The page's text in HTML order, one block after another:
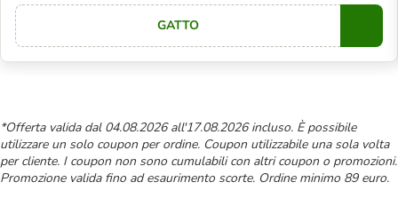
GATTO
*Offerta valida dal 04.08.2026 all'17.08.2026 incluso. È possibile
utilizzare un solo coupon per ordine. Coupon utilizzabile una sola volta
per cliente. I coupon non sono cumulabili con altri coupon o promozioni.
Promozione valida fino ad esaurimento scorte. Ordine minimo 89 euro.